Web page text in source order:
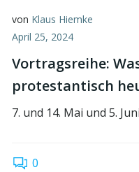
von Klaus Hiemke
April 25, 2024
Vortragsreihe:
protestantisch
7. und 14. Mai und 5. Juni
0